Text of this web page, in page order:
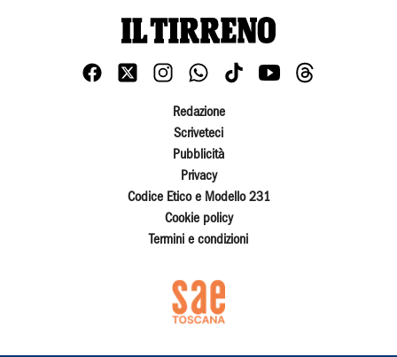
Redazione
Scriveteci
Pubblicità
Privacy
Codice Etico e Modello 231
Cookie policy
Termini e condizioni